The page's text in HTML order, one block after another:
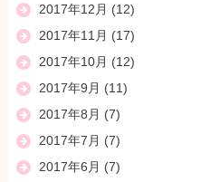
2017年12月 (12)
2017年11月 (17)
2017年10月 (12)
2017年9月 (11)
2017年8月 (7)
2017年7月 (7)
2017年6月 (7)